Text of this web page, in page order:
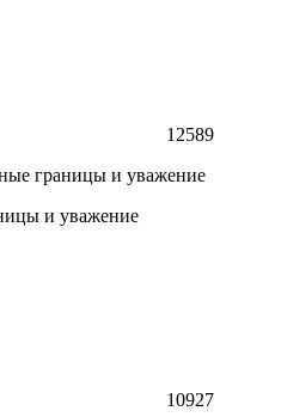
12589
и уважение
10927